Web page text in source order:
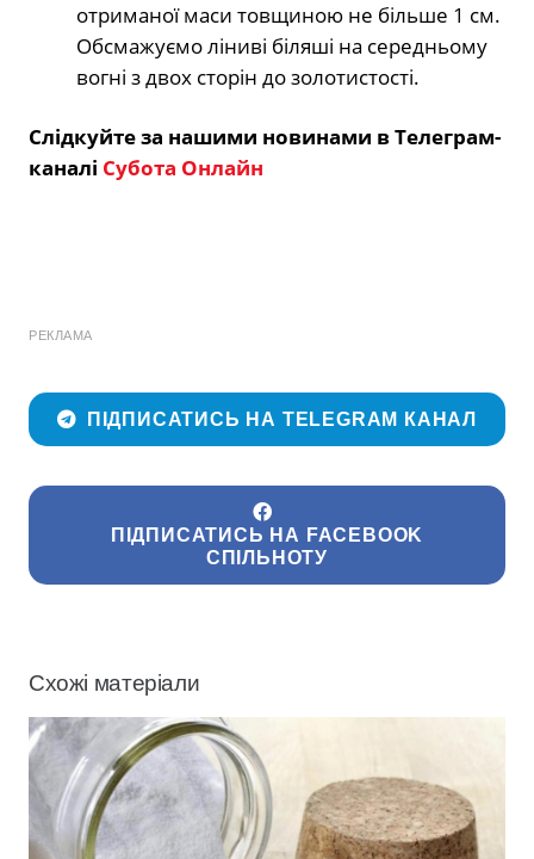
отриманої маси товщиною не більше 1 см.
Обсмажуємо ліниві біляші на середньому
вогні з двох сторін до золотистості.
Слідкуйте за нашими новинами в Телеграм-
каналі Субота Онлайн
РЕКЛАМА
ПІДПИСАТИСЬ НА TELEGRAM КАНАЛ
ПІДПИСАТИСЬ НА FACEBOOK
СПІЛЬНОТУ
Схожі матеріали